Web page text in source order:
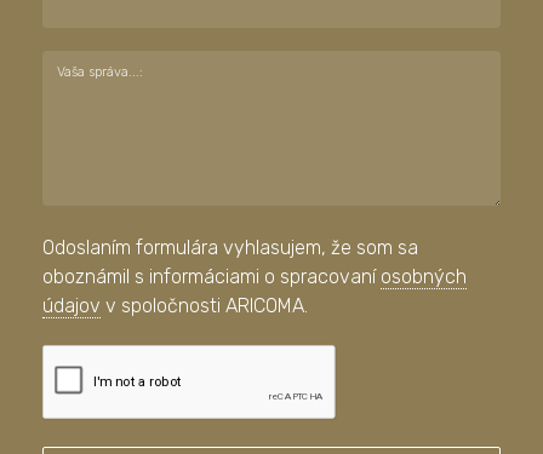
Vaša správa...:
Odoslaním formulára vyhlasujem, že som sa
oboznámil s informáciami o spracovaní osobných
údajov v spoločnosti ARICOMA.